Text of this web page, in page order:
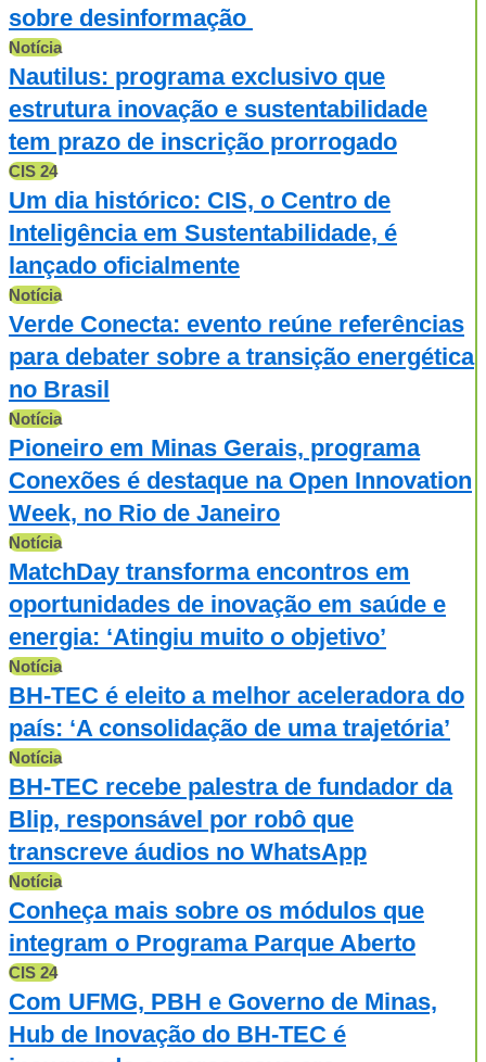
sobre desinformação
Notícia
Nautilus: programa exclusivo que
estrutura inovação e sustentabilidade
tem prazo de inscrição prorrogado
CIS 24
Um dia histórico: CIS, o Centro de
Inteligência em Sustentabilidade, é
lançado oficialmente
Notícia
Verde Conecta: evento reúne referências
para debater sobre a transição energética
no Brasil
Notícia
Pioneiro em Minas Gerais, programa
Conexões é destaque na Open Innovation
Week, no Rio de Janeiro
Notícia
MatchDay transforma encontros em
oportunidades de inovação em saúde e
energia: ‘Atingiu muito o objetivo’
Notícia
BH-TEC é eleito a melhor aceleradora do
país: ‘A consolidação de uma trajetória’
Notícia
BH-TEC recebe palestra de fundador da
Blip, responsável por robô que
transcreve áudios no WhatsApp
Notícia
Conheça mais sobre os módulos que
integram o Programa Parque Aberto
CIS 24
Com UFMG, PBH e Governo de Minas,
Hub de Inovação do BH-TEC é